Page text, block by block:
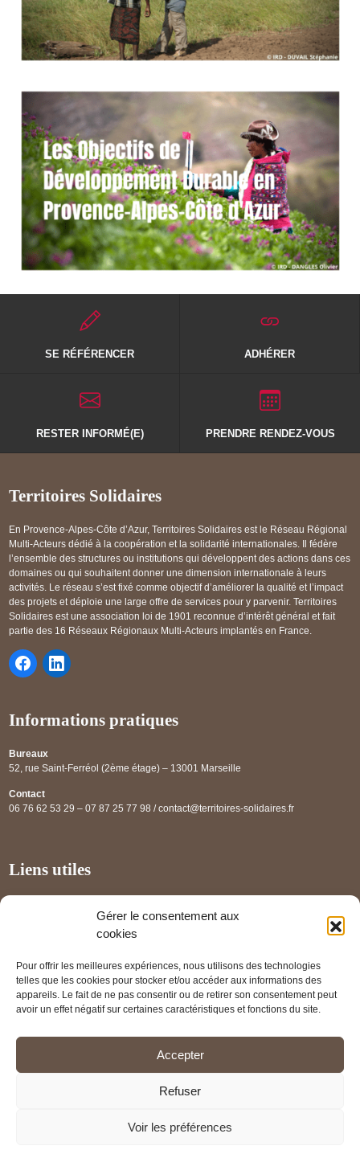
Gérer le consentement aux
cookies
Pour offrir les meilleures expériences, nous utilisons des technologies
telles que les cookies pour stocker et/ou accéder aux informations des
appareils. Le fait de ne pas consentir ou de retirer son consentement peut
avoir un effet négatif sur certaines caractéristiques et fonctions du site.
Accepter
Refuser
Voir les préférences
SE RÉFÉRENCER ADHÉRER
RESTER INFORMÉ(E) PRENDRE RENDEZ-VOUS
Territoires Solidaires
En Provence-Alpes-Côte d’Azur, Territoires Solidaires est le Réseau Régional
Multi-Acteurs dédié à la coopération et la solidarité internationales. Il fédère
l’ensemble des structures ou institutions qui développent des actions dans ces
domaines ou qui souhaitent donner une dimension internationale à leurs
activités. Le réseau s’est fixé comme objectif d’améliorer la qualité et l’impact
des projets et déploie une large offre de services pour y parvenir. Territoires
Solidaires est une association loi de 1901 reconnue d’intérêt général et fait
partie des 16 Réseaux Régionaux Multi-Acteurs implantés en France.
Informations pratiques
Bureaux
52, rue Saint-Ferréol (2ème étage) – 13001 Marseille
Contact
06 76 62 53 29 – 07 87 25 77 98 / contact@territoires-solidaires.fr
Liens utiles
Panorama des projets
Mentions légales
PRENDRE RENDEZ-VOUS